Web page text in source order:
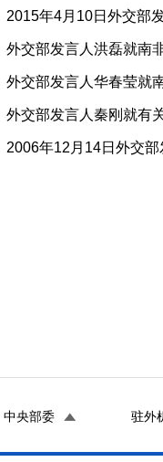
2015年4月10日外交部
外交部发言人洪磊就南
外交部发言人华春莹就
外交部发言人秦刚就有
2006年12月14日外交
中央部委 驻外